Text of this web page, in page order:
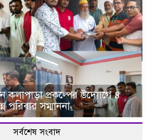
কলাপাড়া প্রকল্পের উদ্যোগে ৪
পরিবার সম্মাননা
সর্বশেষ সংবাদ